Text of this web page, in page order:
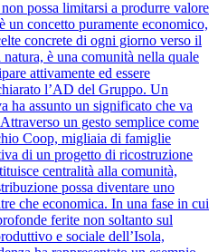
possa limitarsi a produrre valore
un concetto puramente economico,
concrete di ogni giorno verso il
è una comunità nella quale
attivamente ed essere
l’AD del Gruppo. Un
ha assunto un significato che va
un gesto semplice come
Coop, migliaia di famiglie
di un progetto di ricostruzione
centralità alla comunità,
possa diventare uno
che economica. In una fase in cui
ferite non soltanto sul
e sociale dell’Isola,